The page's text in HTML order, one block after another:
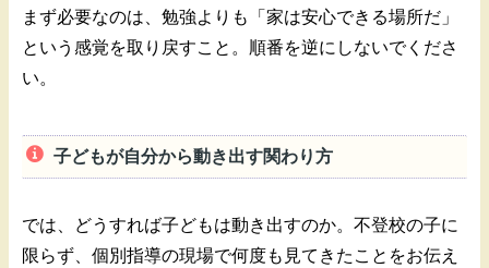
まず必要なのは、勉強よりも「家は安心できる場所だ」
という感覚を取り戻すこと。順番を逆にしないでくださ
い。
子どもが自分から動き出す関わり方
では、どうすれば子どもは動き出すのか。不登校の子に
限らず、個別指導の現場で何度も見てきたことをお伝え